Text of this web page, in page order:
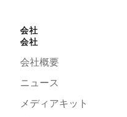
会社
会社
会社概要
ニュース
メディアキット